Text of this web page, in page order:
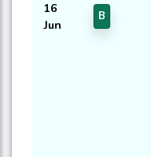
16
Jun
B